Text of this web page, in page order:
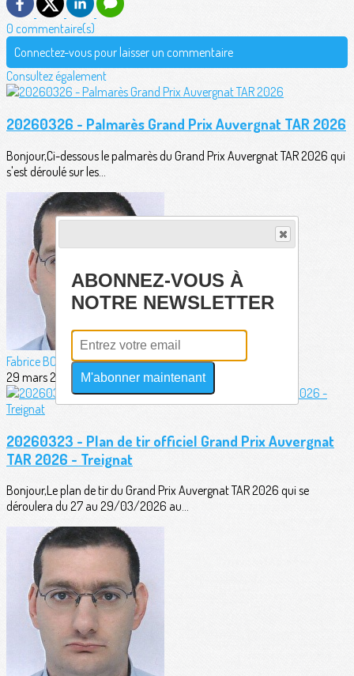
0 commentaire(s)
Connectez-vous pour laisser un commentaire
Consultez également
20260326 - Palmarès Grand Prix Auvergnat TAR 2026
Bonjour,Ci-dessous le palmarès du Grand Prix Auvergnat TAR 2026 qui
s'est déroulé sur les...
Fabrice BORDERIE
29 mars 2026
20260323 - Plan de tir officiel Grand Prix Auvergnat
TAR 2026 - Treignat
Bonjour,Le plan de tir du Grand Prix Auvergnat TAR 2026 qui se
déroulera du 27 au 29/03/2026 au...
ABONNEZ-VOUS À
NOTRE NEWSLETTER
M'abonner maintenant